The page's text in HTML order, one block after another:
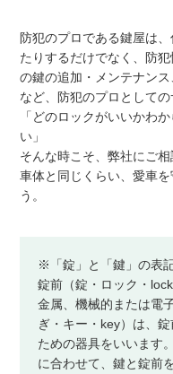
防犯のプロである鍵屋は
たりするだけでなく、防
の鍵の追加・メンテナン
など、防犯のプロとしての
「どのロックがいいかわ
い」
そんな時こそ、弊社にご相
車体と同じくらい、愛車を
う。
※「錠」と「鍵」の表
錠前（錠・ロック・
金属、機械的または電
ぎ・キー・key）は、
ための器具をいいます
に合わせて、鍵と錠前